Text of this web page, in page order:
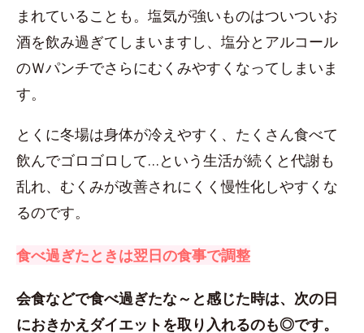
まれていることも。塩気が強いものはついついお
酒を飲み過ぎてしまいますし、塩分とアルコール
のＷパンチでさらにむくみやすくなってしまいま
す。
とくに冬場は身体が冷えやすく、たくさん食べて
飲んでゴロゴロして…という生活が続くと代謝も
乱れ、むくみが改善されにくく慢性化しやすくな
るのです。
食べ過ぎたときは翌日の食事で調整
会食などで食べ過ぎたな～と感じた時は、次の日
におきかえダイエットを取り入れるのも◎です。